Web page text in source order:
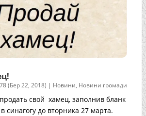
(Бер 22, 2018) | Новини, Новини громади
свой хамец, заполнив бланк
синагогу до вторника 27 марта.